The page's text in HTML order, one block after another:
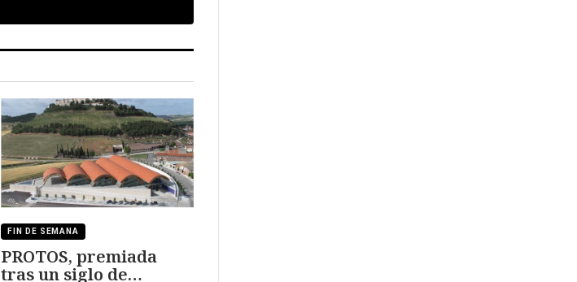
FIN DE SEMANA
PROTOS, premiada
tras un siglo de